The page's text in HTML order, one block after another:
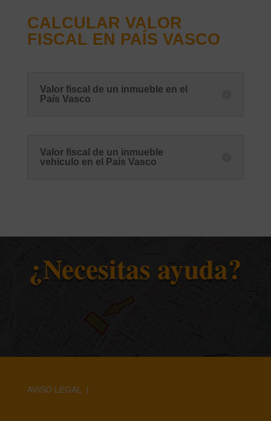
CALCULAR VALOR
FISCAL EN PAÍS VASCO
Valor fiscal de un inmueble en el
País Vasco
Valor fiscal de un inmueble
vehiculo en el País Vasco
¿Necesitas ayuda?
AVISO LEGAL |